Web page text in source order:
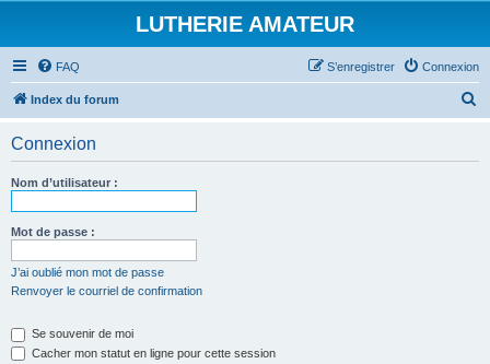
LUTHERIE AMATEUR
FAQ Connexion
S’enregistrer
Index du forum
Connexion
Nom d’utilisateur :
Mot de passe :
J’ai oublié mon mot de passe
Renvoyer le courriel de confirmation
Se souvenir de moi
Cacher mon statut en ligne pour cette session